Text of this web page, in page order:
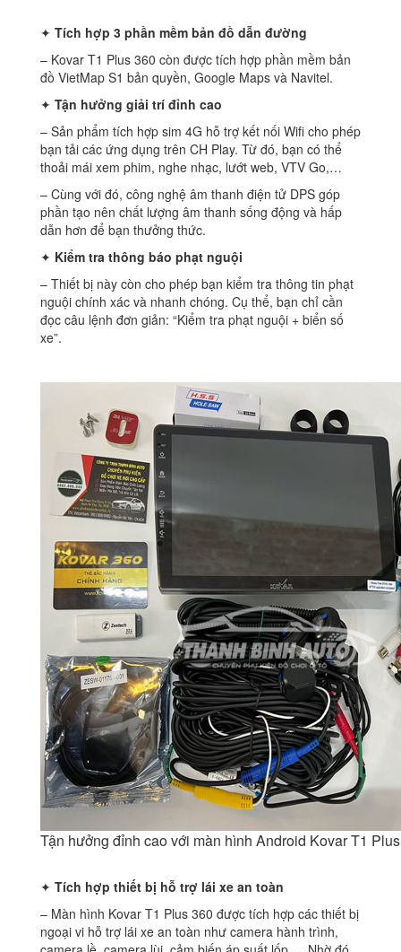
✦ Tích hợp 3 phần mềm bản đồ dẫn đường
– Kovar T1 Plus 360 còn được tích hợp phần mềm bản
đồ VietMap S1 bản quyền, Google Maps và Navitel.
✦ Tận hưởng giải trí đỉnh cao
– Sản phẩm tích hợp sim 4G hỗ trợ kết nối Wifi cho phép
bạn tải các ứng dụng trên CH Play. Từ đó, bạn có thể
thoải mái xem phim, nghe nhạc, lướt web, VTV Go,…
– Cùng với đó, công nghệ âm thanh điện tử DPS góp
phần tạo nên chất lượng âm thanh sống động và hấp
dẫn hơn để bạn thưởng thức.
✦ Kiểm tra thông báo phạt nguội
– Thiết bị này còn cho phép bạn kiểm tra thông tin phạt
nguội chính xác và nhanh chóng. Cụ thể, bạn chỉ cần
đọc câu lệnh đơn giản: “Kiểm tra phạt nguội + biển số
xe”.
Tận hưởng đỉnh cao với màn hình Android Kovar T1
✦ Tích hợp thiết bị hỗ trợ lái xe an toàn
– Màn hình Kovar T1 Plus 360 được tích hợp các thiết bị
ngoại vi hỗ trợ lái xe an toàn như camera hành trình,